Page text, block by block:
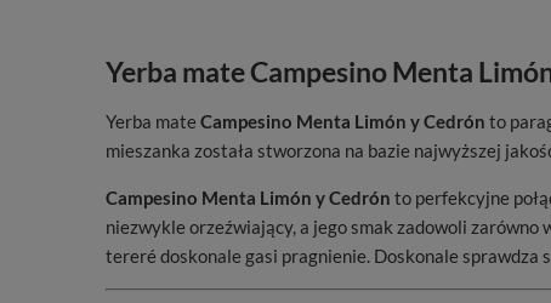
Yerba mate Campesino Menta
Yerba mate Campesino Menta Limón y Cedrón to
mieszanka została stworzona na bazie najwyższej
Campesino Menta Limón y Cedrón to perfekcyjne
niezwykle orzeźwiający, a jego smak zadowoli
tereré doskonale gasi pragnienie. Doskonale sprawdza